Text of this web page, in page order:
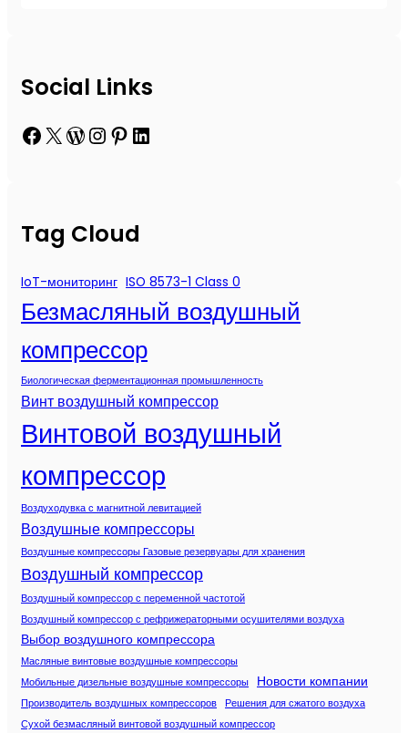
Social Links
Facebook X WordPress InstagramPinterest LinkedIn
Tag Cloud
IoT-мониторинг ISO 8573-1 Class 0
Безмасляный воздушный
компрессор
Биологическая ферментационная промышленность
Винт воздушный компрессор
Винтовой воздушный
компрессор
Воздуходувка с магнитной левитацией
Воздушные компрессоры
Воздушные компрессоры Газовые резервуары для хранения
Воздушный компрессор
Воздушный компрессор с переменной частотой
Воздушный компрессор с рефрижераторными осушителями воздуха
Выбор воздушного компрессора
Масляные винтовые воздушные компрессоры
Мобильные дизельные воздушные компрессоры
Новости компании
Производитель воздушных компрессоров Решения для сжатого воздуха
Сухой безмасляный винтовой воздушный компрессор